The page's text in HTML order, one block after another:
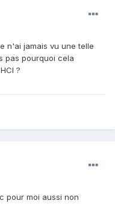
n'ai jamais vu une telle
pas pourquoi cela
?
pour moi aussi non